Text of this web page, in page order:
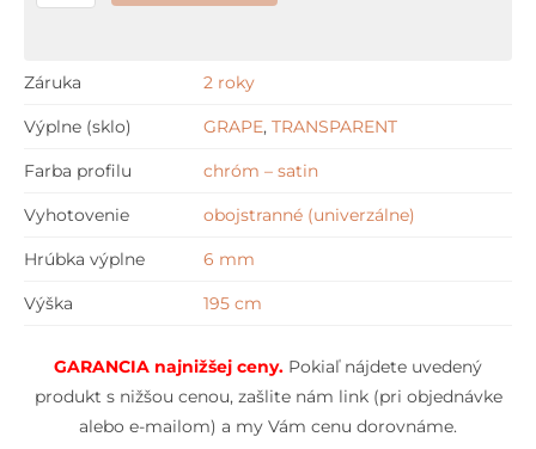
Záruka 2 roky
Výplne (sklo) GRAPE, TRANSPARENT
Farba profilu chróm – satin
Vyhotovenie obojstranné (univerzálne)
Hrúbka výplne 6 mm
Výška 195 cm
GARANCIA najnižšej ceny. Pokiaľ nájdete uvedený
produkt s nižšou cenou, zašlite nám link (pri objednávke
alebo e-mailom) a my Vám cenu dorovnáme.